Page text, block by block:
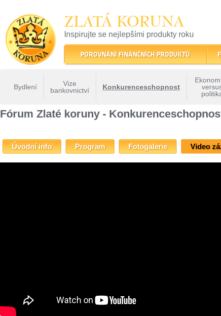
ZLATÁ KORUNA
Inspirujte se nejlepšími produkty roku
22 let tradice a kvality na finančním trhu
POROVNÁNÍ FINANČNÍCH PRODUKTŮ
Bydlení
Vize
bankovnictví
Konkurenceschopnost
Fórum Zlaté koruny - Konkurenceschopnost
Fórum Zlaté koruny -
Úvodní info Program Fotogalerie Video